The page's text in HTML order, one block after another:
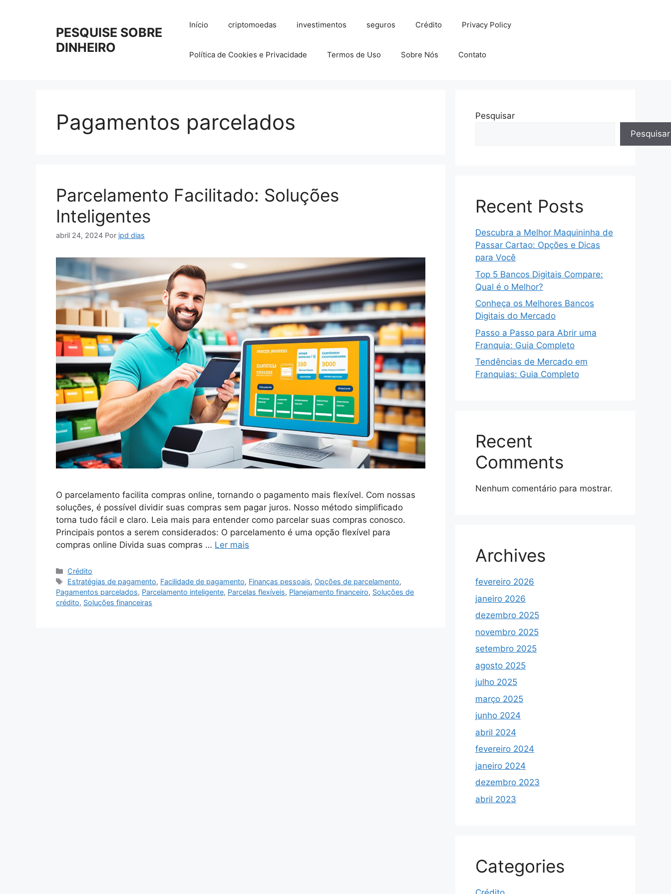
PESQUISE SOBRE
DINHEIRO
Início criptomoedas investimentos seguros Crédito Privacy Policy
Política de Cookies e Privacidade Termos de Uso Sobre Nós Contato
Pagamentos parcelados
Parcelamento Facilitado: Soluções
Inteligentes
abril 24, 2024 Por jpd dias
O parcelamento facilita compras online, tornando o pagamento mais flexível. Com nossas
soluções, é possível dividir suas compras sem pagar juros. Nosso método simplificado
torna tudo fácil e claro. Leia mais para entender como parcelar suas compras conosco.
Principais pontos a serem considerados: O parcelamento é uma opção flexível para
compras online Divida suas compras … Ler mais
Categorias
Crédito
Tags
Estratégias de pagamento, Facilidade de pagamento, Finanças pessoais, Opções de parcelamento,
Pagamentos parcelados, Parcelamento inteligente, Parcelas flexíveis, Planejamento financeiro, Soluções de
crédito, Soluções financeiras
Pesquisar
Pesquisar
Recent Posts
Descubra a Melhor Maquininha de
Passar Cartao: Opções e Dicas
para Você
Top 5 Bancos Digitais Compare:
Qual é o Melhor?
Conheça os Melhores Bancos
Digitais do Mercado
Passo a Passo para Abrir uma
Franquia: Guia Completo
Tendências de Mercado em
Franquias: Guia Completo
Recent
Comments
Nenhum comentário para mostrar.
Archives
fevereiro 2026
janeiro 2026
dezembro 2025
novembro 2025
setembro 2025
agosto 2025
julho 2025
março 2025
junho 2024
abril 2024
fevereiro 2024
janeiro 2024
dezembro 2023
abril 2023
Categories